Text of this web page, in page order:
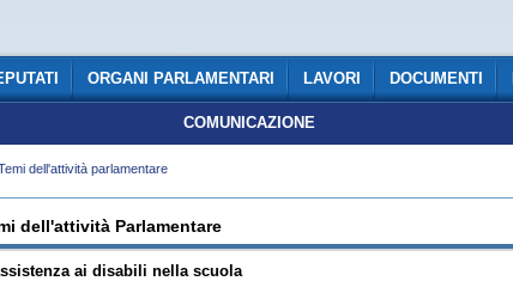
ORGANI PARLAMENTARI LAVORI DOCUMENTI
COMUNICAZIONE
dell'attività parlamentare
dell'attività Parlamentare
ai disabili nella scuola